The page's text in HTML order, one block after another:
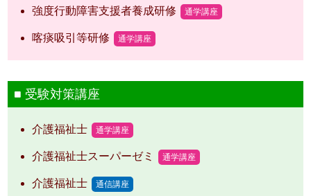
強度行動障害支援者養成研修 通学講座
喀痰吸引等研修 通学講座
受験対策講座
介護福祉士 通学講座
介護福祉士スーパーゼミ 通学講座
介護福祉士 通信講座